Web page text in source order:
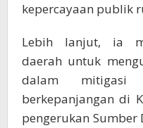
kepercayaan publik
Lebih lanjut, ia
daerah untuk
dalam mitigasi
berkepanjangan di
pengerukan